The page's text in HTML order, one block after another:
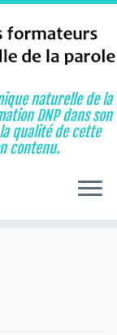
naturelle de la
DNP dans son
qualité de cette
contenu.